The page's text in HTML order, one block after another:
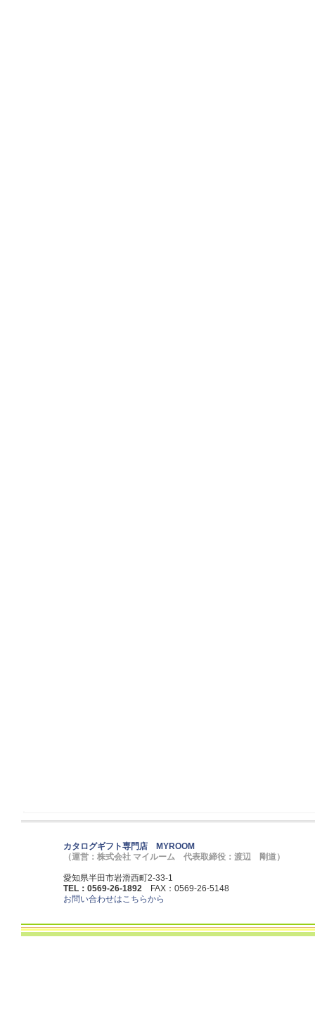
カタログギフト専門店 MYROOM
（運営：株式会社 マイルーム 代表取締役：渡辺 剛道）
愛知県半田市岩滑西町2-33-1
TEL：0569-26-1892 FAX：0569-26-5148
お問い合わせはこちらから